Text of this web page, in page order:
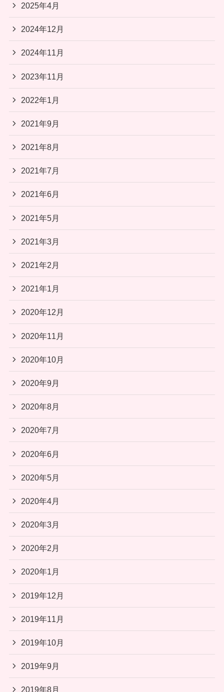
2025年4月
2024年12月
2024年11月
2023年11月
2022年1月
2021年9月
2021年8月
2021年7月
2021年6月
2021年5月
2021年3月
2021年2月
2021年1月
2020年12月
2020年11月
2020年10月
2020年9月
2020年8月
2020年7月
2020年6月
2020年5月
2020年4月
2020年3月
2020年2月
2020年1月
2019年12月
2019年11月
2019年10月
2019年9月
2019年8月